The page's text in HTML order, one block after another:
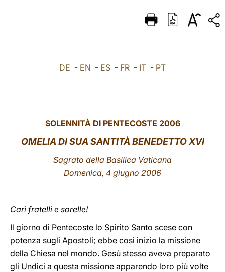
DEUTSCH
العربيّة DE - EN - ES - FR - IT - PT
SOLENNITÀ DI PENTECOSTE 2006
OMELIA DI SUA SANTITÀ BENEDETTO XVI
Sagrato della Basilica Vaticana
Domenica, 4 giugno 2006
Cari fratelli e sorelle!
Il giorno di Pentecoste lo Spirito Santo scese con
potenza sugli Apostoli; ebbe così inizio la missione
della Chiesa nel mondo. Gesù stesso aveva preparato
gli Undici a questa missione apparendo loro più volte